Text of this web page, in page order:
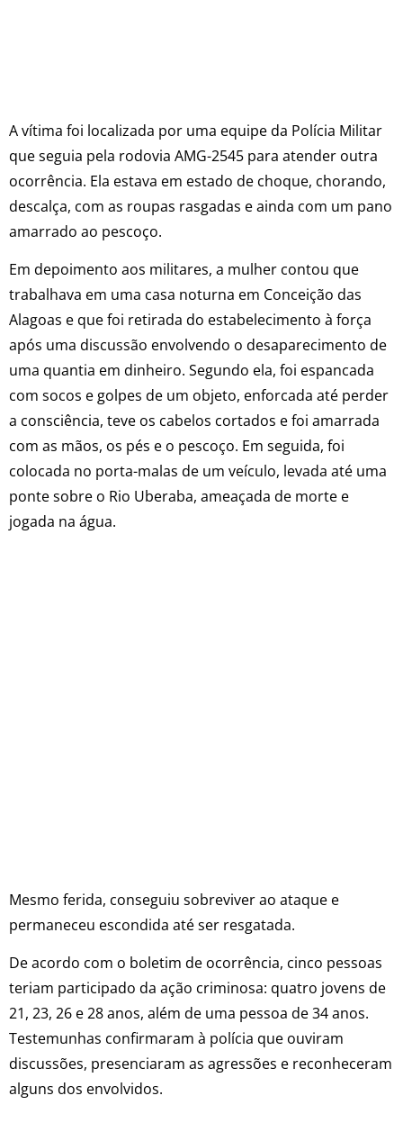
A vítima foi localizada por uma equipe da Polícia Militar
que seguia pela rodovia AMG-2545 para atender outra
ocorrência. Ela estava em estado de choque, chorando,
descalça, com as roupas rasgadas e ainda com um pano
amarrado ao pescoço.
Em depoimento aos militares, a mulher contou que
trabalhava em uma casa noturna em Conceição das
Alagoas e que foi retirada do estabelecimento à força
após uma discussão envolvendo o desaparecimento de
uma quantia em dinheiro. Segundo ela, foi espancada
com socos e golpes de um objeto, enforcada até perder
a consciência, teve os cabelos cortados e foi amarrada
com as mãos, os pés e o pescoço. Em seguida, foi
colocada no porta-malas de um veículo, levada até uma
ponte sobre o Rio Uberaba, ameaçada de morte e
jogada na água.
Mesmo ferida, conseguiu sobreviver ao ataque e
permaneceu escondida até ser resgatada.
De acordo com o boletim de ocorrência, cinco pessoas
teriam participado da ação criminosa: quatro jovens de
21, 23, 26 e 28 anos, além de uma pessoa de 34 anos.
Testemunhas confirmaram à polícia que ouviram
discussões, presenciaram as agressões e reconheceram
alguns dos envolvidos.